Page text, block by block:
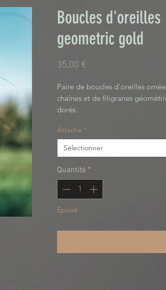
Boucles d'oreilles
geometric gold
35,00 €
Paire de boucles d'oreilles
chaînes et de filigranes
dorés.
Attache *
Sélectionner
Quantité *
Epuisé
Me notifier lorsque cet article